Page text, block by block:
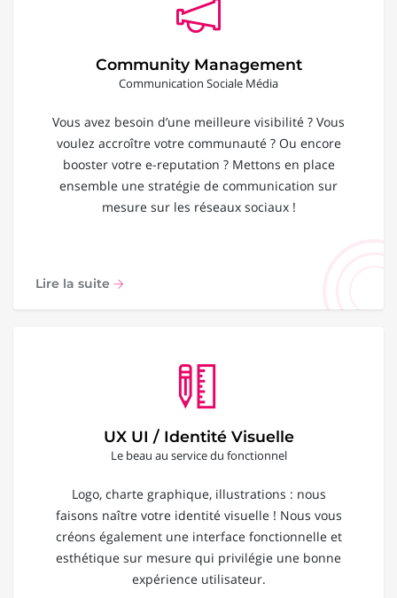
Community Management
Communication Sociale Média
Vous avez besoin d’une meilleure visibilité ? Vous
voulez accroître votre communauté ? Ou encore
booster votre e-reputation ? Mettons en place
ensemble une stratégie de communication sur
mesure sur les réseaux sociaux !
Lire la suite
UX UI / Identité Visuelle
Le beau au service du fonctionnel
Logo, charte graphique, illustrations : nous
faisons naître votre identité visuelle ! Nous vous
créons également une interface fonctionnelle et
esthétique sur mesure qui privilégie une bonne
expérience utilisateur.